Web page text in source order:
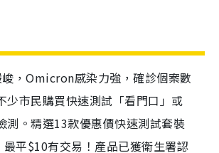
，Omicron感染力強，確診個案數
少市民購買快速測試「看門口」或
測。精選13款優惠價快速測試套裝
平$10有交易！產品已獲衛生署認